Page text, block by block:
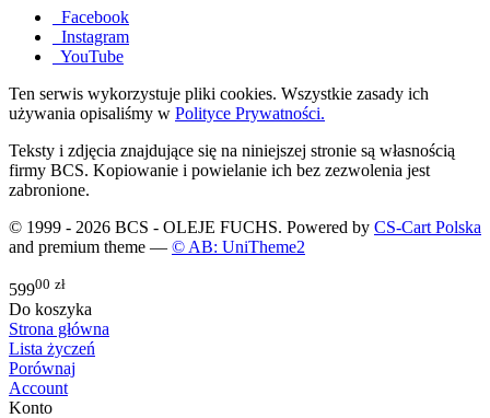
Facebook
Instagram
YouTube
Ten serwis wykorzystuje pliki cookies. Wszystkie zasady ich
używania opisaliśmy w Polityce Prywatności.
Teksty i zdjęcia znajdujące się na niniejszej stronie są własnością
firmy BCS. Kopiowanie i powielanie ich bez zezwolenia jest
zabronione.
© 1999 - 2026 BCS - OLEJE FUCHS. Powered by CS-Cart Polska
and premium theme — © AB: UniTheme2
59900 zł
Do koszyka
Strona główna
Lista życzeń
Porównaj
Account
Konto